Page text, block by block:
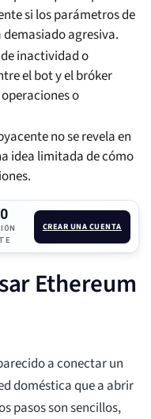
si los parámetros de
agresiva.
inactividad o
el bot y el bróker
o
no se revela en
idea limitada de cómo
CREAR UNA CUENTA
Ethereum
a conectar un
doméstica que a abrir
pasos son sencillos,